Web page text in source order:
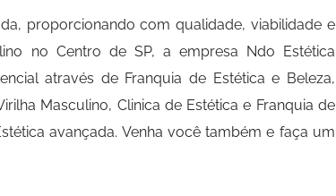
proporcionando com qualidade, viabilidade e
no Centro de SP, a empresa Ndo Estética
através de Franquia de Estética e Beleza,
Masculino, Clinica de Estética e Franquia de
avançada. Venha você também e faça um